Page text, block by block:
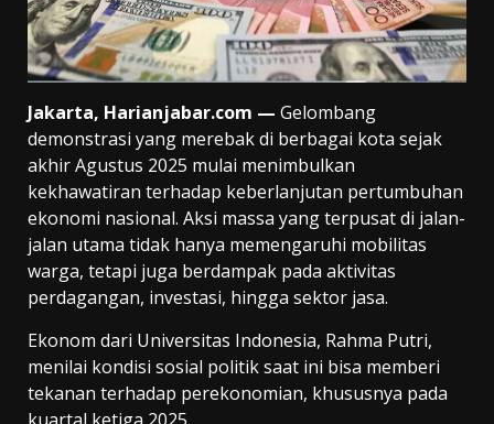
Jakarta, Harianjabar.com — Gelombang
demonstrasi yang merebak di berbagai kota sejak
akhir Agustus 2025 mulai menimbulkan
kekhawatiran terhadap keberlanjutan pertumbuhan
ekonomi nasional. Aksi massa yang terpusat di jalan-
jalan utama tidak hanya memengaruhi mobilitas
warga, tetapi juga berdampak pada aktivitas
perdagangan, investasi, hingga sektor jasa.
Ekonom dari Universitas Indonesia, Rahma Putri,
menilai kondisi sosial politik saat ini bisa memberi
tekanan terhadap perekonomian, khususnya pada